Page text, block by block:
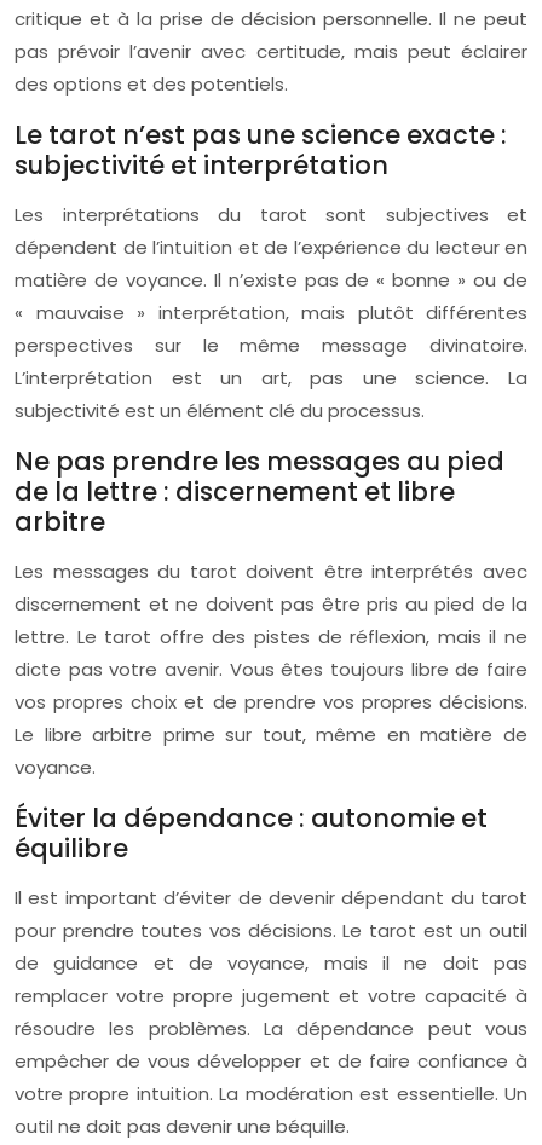
critique et à la prise de décision personnelle. Il ne peut
pas prévoir l’avenir avec certitude, mais peut éclairer
des options et des potentiels.
Le tarot n’est pas une science exacte :
subjectivité et interprétation
Les interprétations du tarot sont subjectives et
dépendent de l’intuition et de l’expérience du lecteur en
matière de voyance. Il n’existe pas de « bonne » ou de
« mauvaise » interprétation, mais plutôt différentes
perspectives sur le même message divinatoire.
L’interprétation est un art, pas une science. La
subjectivité est un élément clé du processus.
Ne pas prendre les messages au pied
de la lettre : discernement et libre
arbitre
Les messages du tarot doivent être interprétés avec
discernement et ne doivent pas être pris au pied de la
lettre. Le tarot offre des pistes de réflexion, mais il ne
dicte pas votre avenir. Vous êtes toujours libre de faire
vos propres choix et de prendre vos propres décisions.
Le libre arbitre prime sur tout, même en matière de
voyance.
Éviter la dépendance : autonomie et
équilibre
Il est important d’éviter de devenir dépendant du tarot
pour prendre toutes vos décisions. Le tarot est un outil
de guidance et de voyance, mais il ne doit pas
remplacer votre propre jugement et votre capacité à
résoudre les problèmes. La dépendance peut vous
empêcher de vous développer et de faire confiance à
votre propre intuition. La modération est essentielle. Un
outil ne doit pas devenir une béquille.